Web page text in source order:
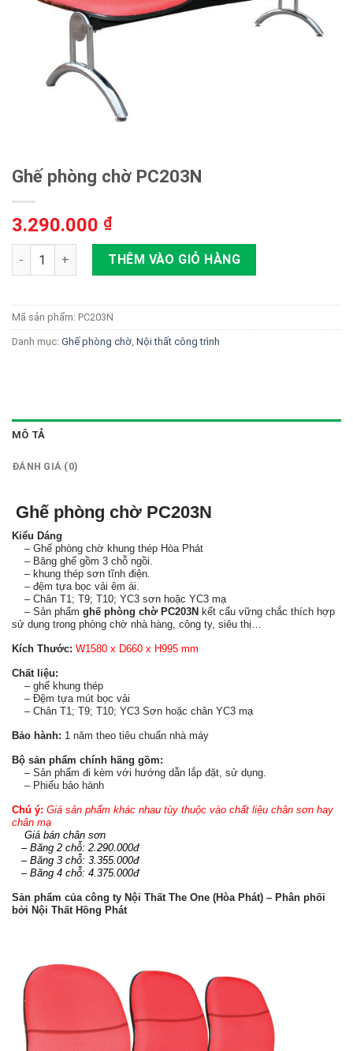
Ghế phòng chờ PC203N
3.290.000 ₫
Ghế phòng chờ PC203N số lượng
THÊM VÀO GIỎ HÀNG
Mã sản phẩm: PC203N
Danh mục: Ghế phòng chờ Nội thất công trình
MÔ TẢ
ĐÁNH GIÁ (0)
Ghế phòng chờ PC203N
Kiểu Dáng
– Ghế phòng chờ khung thép Hòa Phát
– Băng ghế gồm 3 chỗ ngồi.
– khung thép sơn tĩnh điện.
– đệm tựa bọc vải êm ái.
– Chân T1; T9; T10; YC3 sơn hoặc YC3 mạ
– Sản phẩm ghế phòng chờ PC203N kết cấu vững chắc thích hợp
sử dụng trong phòng chờ nhà hàng, công ty, siêu thị…
Kích Thước: W1580 x D660 x H995 mm
Chất liệu:
– ghế khung thép
– Đệm tựa mút bọc vải
– Chân T1; T9; T10; YC3 Sơn hoặc chân YC3 mạ
Bảo hành: 1 năm theo tiêu chuẩn nhà máy
Bộ sản phẩm chính hãng gồm:
– Sản phẩm đi kèm với hướng dẫn lắp đặt, sử dụng.
– Phiếu bảo hành
Chú ý: Giá sản phẩm khác nhau tùy thuộc vào chất liệu chân sơn hay
chân mạ
Giá bán chân sơn
– Băng 2 chỗ: 2.290.000đ
– Băng 3 chỗ: 3.355.000đ
– Băng 4 chỗ: 4.375.000đ
Sản phẩm của công ty Nội Thất The One (Hòa Phát) – Phân phối
bởi Nội Thất Hồng Phát